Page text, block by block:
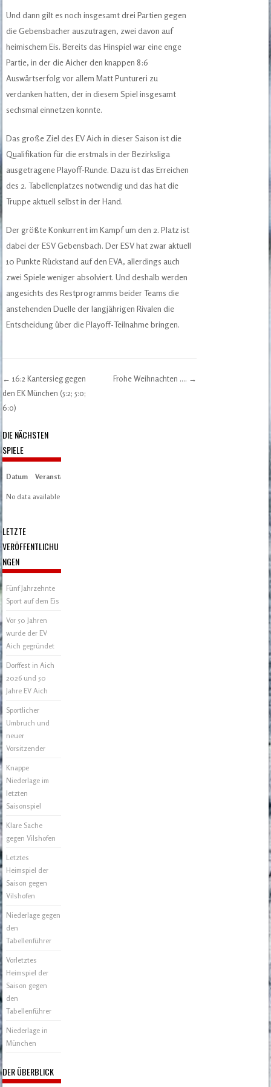
Und dann gilt es noch insgesamt drei Partien gegen
die Gebensbacher auszutragen, zwei davon auf
heimischem Eis. Bereits das Hinspiel war eine enge
Partie, in der die Aicher den knappen 8:6
Auswärtserfolg vor allem Matt Puntureri zu
verdanken hatten, der in diesem Spiel insgesamt
sechsmal einnetzen konnte.
Das große Ziel des EV Aich in dieser Saison ist die
Qualifikation für die erstmals in der Bezirksliga
ausgetragene Playoff-Runde. Dazu ist das Erreichen
des 2. Tabellenplatzes notwendig und das hat die
Truppe aktuell selbst in der Hand.
Der größte Konkurrent im Kampf um den 2. Platz ist
dabei der ESV Gebensbach. Der ESV hat zwar aktuell
10 Punkte Rückstand auf den EVA, allerdings auch
zwei Spiele weniger absolviert. Und deshalb werden
angesichts des Restprogramms beider Teams die
anstehenden Duelle der langjährigen Rivalen die
Entscheidung über die Playoff-Teilnahme bringen.
Post navigation
← 16:2 Kantersieg gegen
den EK München (5:2; 5:0;
6:0)
Frohe Weihnachten …. →
DIE NÄCHSTEN
SPIELE
Datum Veranstaltung
No data available in table
LETZTE
VERÖFFENTLICHU
NGEN
Fünf Jahrzehnte
Sport auf dem Eis
Vor 50 Jahren
wurde der EV
Aich gegründet
Dorffest in Aich
2026 und 50
Jahre EV Aich
Sportlicher
Umbruch und
neuer
Vorsitzender
Knappe
Niederlage im
letzten
Saisonspiel
Klare Sache
gegen Vilshofen
Letztes
Heimspiel der
Saison gegen
Vilshofen
Niederlage gegen
den
Tabellenführer
Vorletztes
Heimspiel der
Saison gegen
den
Tabellenführer
Niederlage in
München
DER ÜBERBLICK